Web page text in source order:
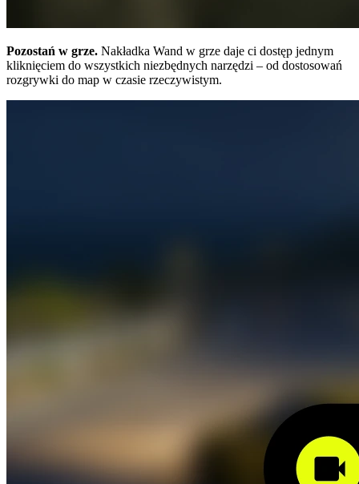
Pozostań w grze. Nakładka Wand w grze daje ci dostęp jednym
kliknięciem do wszystkich niezbędnych narzędzi – od dostosowań
rozgrywki do map w czasie rzeczywistym.